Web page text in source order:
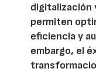
digitalización
permiten
eficiencia y
embargo, el